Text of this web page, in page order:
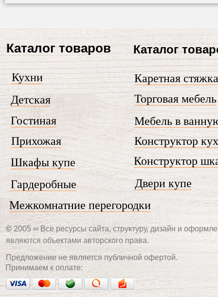
Конструктор
Кухни
Межкомнатние перегородки
Каталог товаров
Предложение не является публичной офертой.
Гостиная Мебель в
Торговая мебель
Каретная стяжка
Каталог
Детская
Принимаем к оплате:
©2005 ∞ Все ресурсы сайта, структуру, дизайн и
являются объектами авторского права.
Гардеробные
Прихожая
Конструктор
Шкафы купе
Двери купе